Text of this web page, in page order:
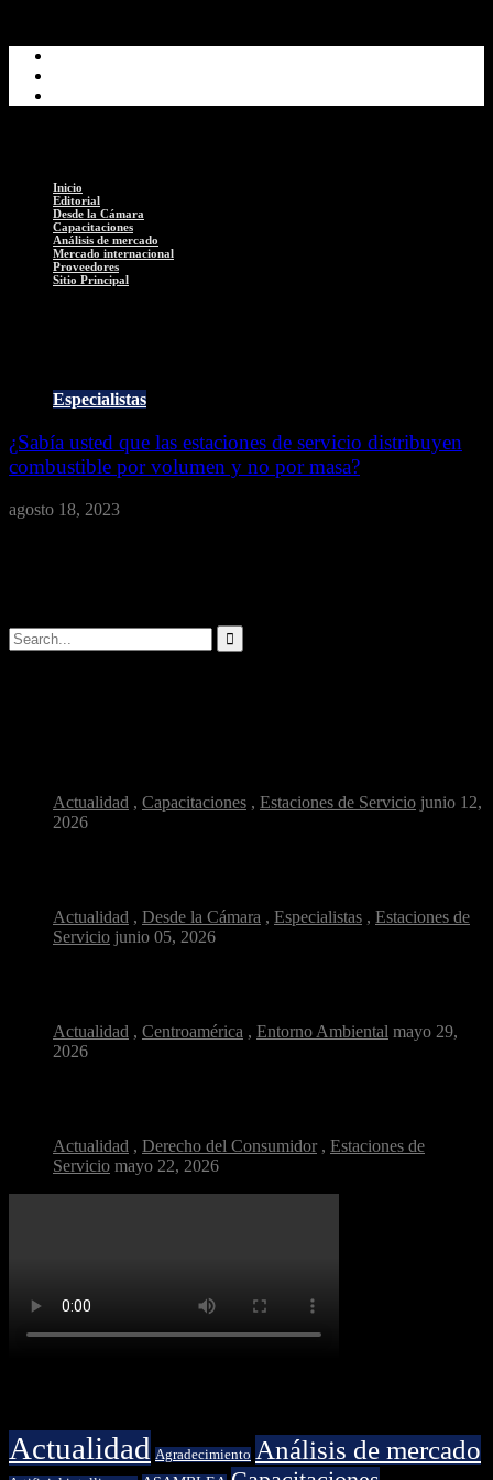
Inicio
Editorial
Desde la Cámara
Capacitaciones
Análisis de mercado
Mercado internacional
Proveedores
Sitio Principal
Especialistas
¿Sabía usted que las estaciones de servicio distribuyen
combustible por volumen y no por masa?
agosto 18, 2023
Actualidad , Capacitaciones , Estaciones de Servicio junio 12,
2026
Actualidad , Desde la Cámara , Especialistas , Estaciones de
Servicio junio 05, 2026
Actualidad , Centroamérica , Entorno Ambiental mayo 29,
2026
Actualidad , Derecho del Consumidor , Estaciones de
Servicio mayo 22, 2026
Actualidad Agradecimiento Análisis de mercado